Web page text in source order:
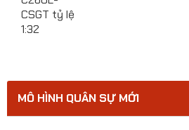
​Mô hình xe tải thớt Cứu
MÔ HÌNH QUÂN SỰ MỚI